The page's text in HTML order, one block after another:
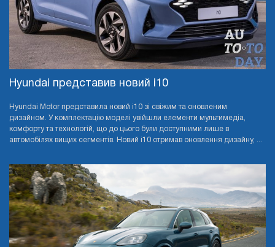
Hyundai представив новий i10
Hyundai Motor представила новий i10 зі свіжим та оновленим
дизайном. У комплектацію моделі увійшли елементи мультимедіа,
комфорту та технологій, що до цього були доступними лише в
автомобілях вищих сегментів. Новий i10 отримав оновлення дизайну, ...